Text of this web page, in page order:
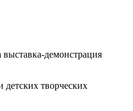
выставка-демонстрация
творческих